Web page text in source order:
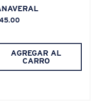
AGREGAR AL
CARRO